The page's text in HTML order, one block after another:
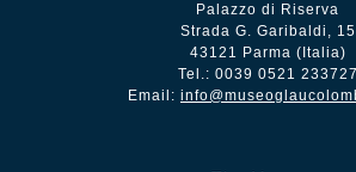
Palazzo di Riserva
Strada G. Garibaldi, 15
43121 Parma (Italia)
Tel.: 0039 0521 233727
Email: